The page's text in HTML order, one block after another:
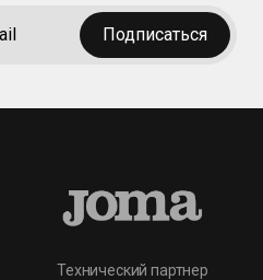
Подписаться
Технический партнер